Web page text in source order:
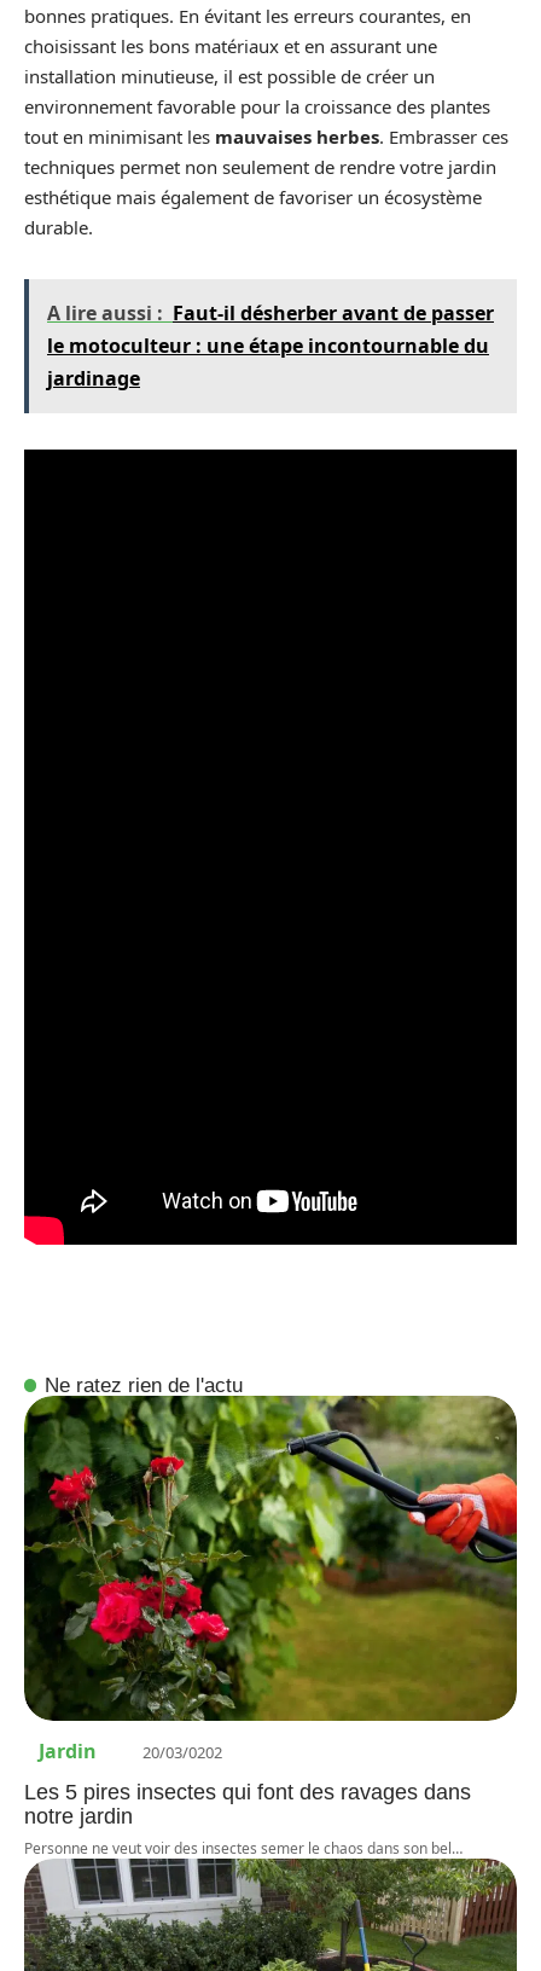
bonnes pratiques. En évitant les erreurs courantes, en
choisissant les bons matériaux et en assurant une
installation minutieuse, il est possible de créer un
environnement favorable pour la croissance des plantes
tout en minimisant les mauvaises herbes. Embrasser ces
techniques permet non seulement de rendre votre jardin
esthétique mais également de favoriser un écosystème
durable.
A lire aussi : Faut-il désherber avant de passer
le motoculteur : une étape incontournable du
jardinage
Ne ratez rien de l'actu
Jardin 20/03/0202
Les 5 pires insectes qui font des ravages dans
notre jardin
Personne ne veut voir des insectes semer le chaos dans son bel…